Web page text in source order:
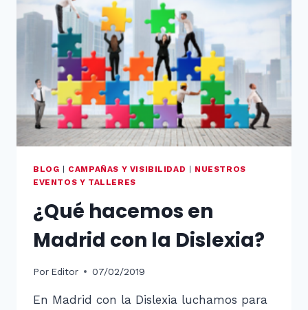
BLOG CAMPAÑAS Y VISIBILIDAD
NUESTROS
EVENTOS Y TALLERES
¿Qué hacemos en
Madrid con la Dislexia?
Por Editor 07/02/2019
En Madrid con la Dislexia luchamos para